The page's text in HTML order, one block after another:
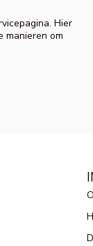
Hier
manieren om